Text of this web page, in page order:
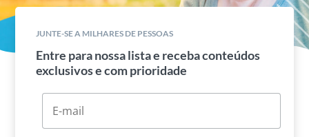
JUNTE-SE A MILHARES DE PESSOAS
Entre para nossa lista e receba conteúdos
exclusivos e com prioridade